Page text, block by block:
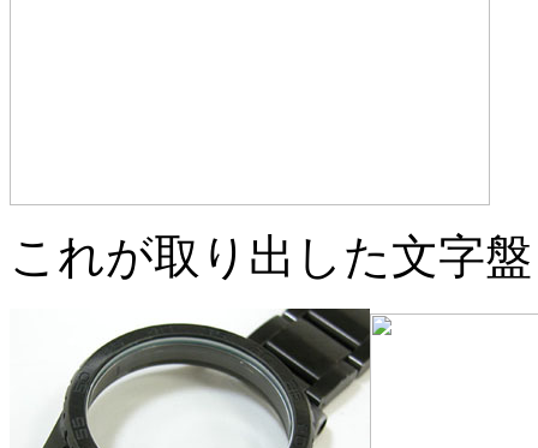
これが取り出した文字